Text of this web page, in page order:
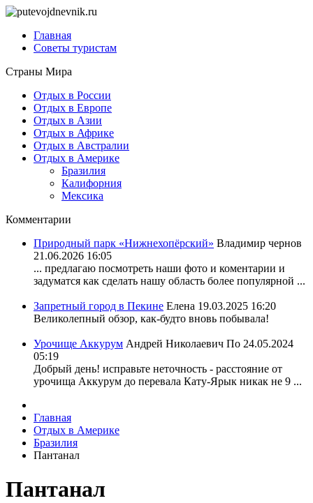
Главная
Советы туристам
Страны Мира
Отдых в России
Отдых в Европе
Отдых в Азии
Отдых в Африке
Отдых в Австралии
Отдых в Америке
Бразилия
Калифорния
Мексика
Комментарии
Природный парк «Нижнехопёрский» Владимир чернов
21.06.2026 16:05
... предлагаю посмотреть наши фото и коментарии и
задуматся как сделать нашу область более популярной ...
Запретный город в Пекине Елена 19.03.2025 16:20
Великолепный обзор, как-будто вновь побывала!
Урочище Аккурум Андрей Николаевич По 24.05.2024
05:19
Добрый день! исправьте неточность - расстояние от
урочища Аккурум до перевала Кату-Ярык никак не 9 ...
Главная
Отдых в Америке
Бразилия
Пантанал
Пантанал